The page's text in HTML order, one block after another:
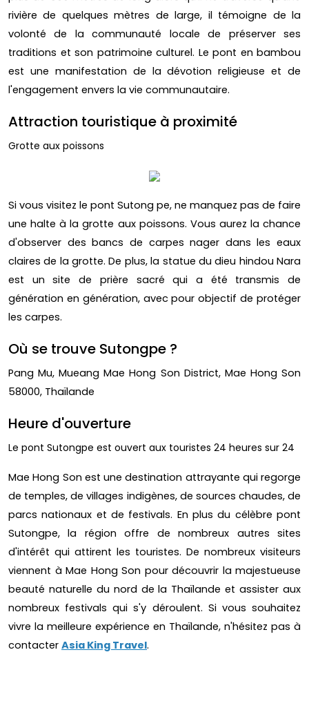
rivière de quelques mètres de large, il témoigne de la
volonté de la communauté locale de préserver ses
traditions et son patrimoine culturel. Le pont en bambou
est une manifestation de la dévotion religieuse et de
l'engagement envers la vie communautaire.
Attraction touristique à proximité
Grotte aux poissons
Si vous visitez le pont Sutong pe, ne manquez pas de faire
une halte à la grotte aux poissons. Vous aurez la chance
d'observer des bancs de carpes nager dans les eaux
claires de la grotte. De plus, la statue du dieu hindou Nara
est un site de prière sacré qui a été transmis de
génération en génération, avec pour objectif de protéger
les carpes.
Où se trouve Sutongpe ?
Pang Mu, Mueang Mae Hong Son District, Mae Hong Son
58000, Thaïlande
Heure d'ouverture
Le pont Sutongpe est ouvert aux touristes 24 heures sur 24
Mae Hong Son est une destination attrayante qui regorge
de temples, de villages indigènes, de sources chaudes, de
parcs nationaux et de festivals. En plus du célèbre pont
Sutongpe, la région offre de nombreux autres sites
d'intérêt qui attirent les touristes. De nombreux visiteurs
viennent à Mae Hong Son pour découvrir la majestueuse
beauté naturelle du nord de la Thaïlande et assister aux
nombreux festivals qui s'y déroulent. Si vous souhaitez
vivre la meilleure expérience en Thaïlande, n'hésitez pas à
contacter Asia King Travel.